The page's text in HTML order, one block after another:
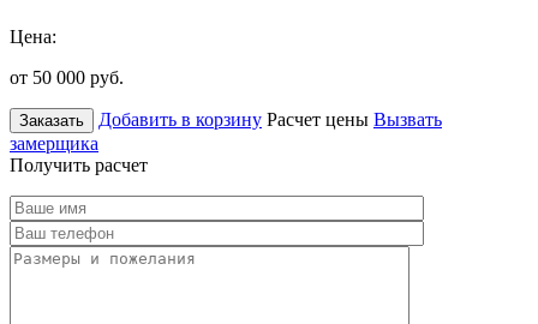
Цена:
от 50 000 руб.
Заказать Добавить в корзину Расчет цены Вызвать
замерщика
Получить расчет